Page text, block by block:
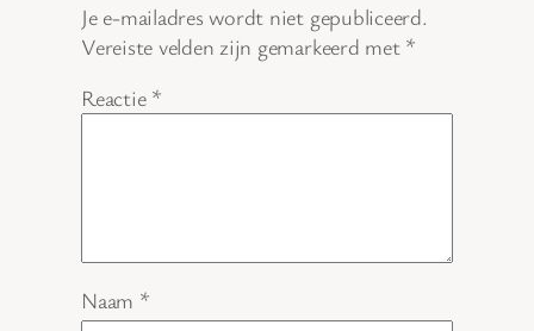
Je e-mailadres wordt niet gepubliceerd.
Vereiste velden zijn gemarkeerd met *
Reactie *
Naam *